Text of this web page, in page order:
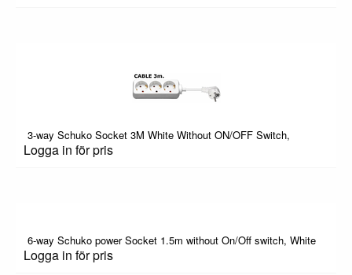
3-way Schuko Socket 3M White Without ON/OFF Switch,
Logga in för pris
6-way Schuko power Socket 1.5m without On/Off switch, White
Logga in för pris